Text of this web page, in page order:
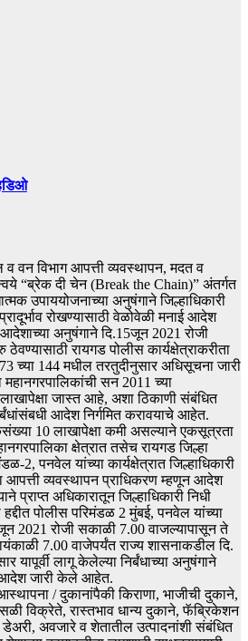
वन विभाग आपत्ती व्यवस्थापन, मदत व
“ब्रेक दी चेन (Break the Chain)” अंतर्गत
उपाययोजनाच्या अनुषंगाने जिल्हाधिकारी
रोखण्यासाठी वेळोवेळी मनाई आदेश
अनुषंगाने दि.15जून 2021 रोजी
रायगड पोलीस कार्यक्षेत्राकरीता
च्या 144 मधील तरतुदीनुसार अधिसूचना जारी
सन 2011 च्या
जास्त आहे, अशा ठिकाणी संबंधित
आदेश निर्गमित करावयाचे आहेत.
10 लाखापेक्षा कमी असल्याने एकसूत्रता
क्षेत्रात तसेच रायगड जिल्हा
2, पनवेल यांच्या कार्यक्षेत्रात जिल्हाधिकारी
आपत्ती व्यवस्थापन प्राधिकरण म्हणून आदेश
अधिकारातून जिल्हाधिकारी निधी
हद्दीत पोलीस परिमंडळ 2 मुंबई, पनवेल यांच्या
जून 2021 रोजी सकाळी 7.00 वाजल्यापासून ते
7.00 वाजेपर्यंत राज्य शासनाकडील दि.
यापूर्वी लागू केलेल्या निर्बंधाच्या अनुषंगाने
आदेश जारी केले आहेत.
/ दुकानांपैकी किराणा, भाजीची दुकाने,
विक्रेते, रास्तभाव धान्य दुकाने, फॅब्रिकेशन
अवजारे व शेतातील उत्पादनांशी संबंधित